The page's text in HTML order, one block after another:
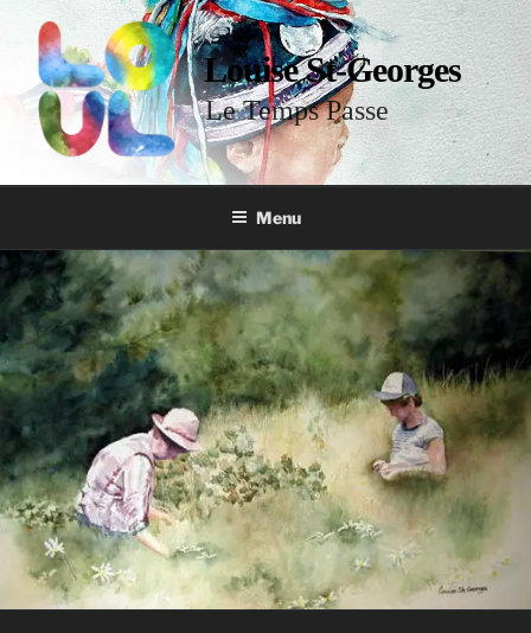
Louise St-Georges
Le Temps Passe
Menu